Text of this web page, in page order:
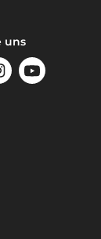
uns